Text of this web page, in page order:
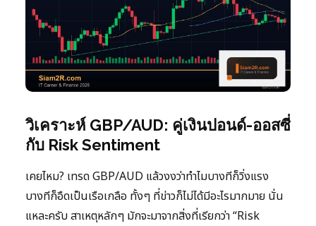
วิเคราะห์ GBP/AUD: คู่เงินปอนด์-ออสซี่
กับ Risk Sentiment
เคยไหม? เทรด GBP/AUD แล้วงงว่าทำไมบางทีก็วิ่งแรง
บางทีก็อืดเป็นเรือเกลือ ทั้งๆ ที่ข่าวก็ไม่ได้มีอะไรมากมาย นั่น
แหละครับ สาเหตุหลักๆ มักจะมาจากสิ่งที่เรียกว่า “Risk